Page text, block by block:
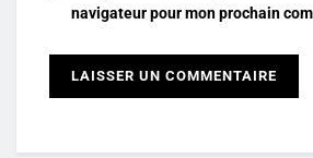
navigateur pour mon prochain